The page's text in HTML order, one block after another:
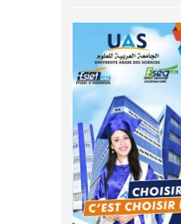
2026-2027
والتصرف بصفاقس :
(دورة ثانية)
بالتكوين في مستوى مؤهل
البحري 2026-2027
: بلاغ خاص بالطلبة منقوصي
العلوم القانونية والسياسية
2027
السامي سبتمبر 2025
الخاصة بمناظرة
في مستوى مؤهل التقني
والمدارس
بالتكوين في مستوى مؤهل
سبتمبر 2025
مناظرة إنتداب ضباط إصلاح بوزارة العدل